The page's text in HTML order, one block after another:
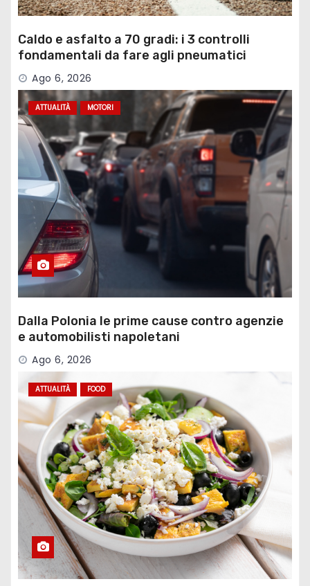
Caldo e asfalto a 70 gradi: i 3 controlli
fondamentali da fare agli pneumatici
Ago 6, 2026
ATTUALITÀ MOTORI
Dalla Polonia le prime cause contro agenzie
e automobilisti napoletani
Ago 6, 2026
ATTUALITÀ FOOD